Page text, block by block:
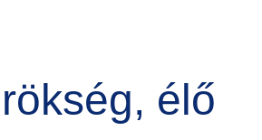
élő